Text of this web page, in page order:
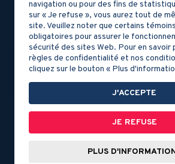
l’Ouest
Un
DOCUMENT 6
La Seconde
Guerre mondiale
navigation ou pour des fins de
sur « Je refuse », vous aurez tout de
site. Veuillez noter que certains
obligatoires pour assurer le
sécurité des sites Web. Pour en savoir
règles de confidentialité et nos
cliquez sur le bouton « Plus
J'ACCEPTE
JE REFUSE
PLUS